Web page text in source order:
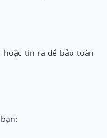
hoặc tin ra để bảo toàn